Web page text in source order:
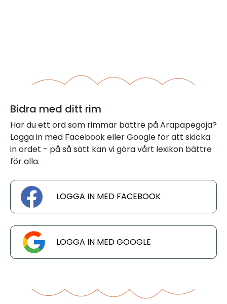
Bidra med ditt rim
Har du ett ord som rimmar bättre på Arapapegoja?
Logga in med Facebook eller Google för att skicka
in ordet - på så sätt kan vi göra vårt lexikon bättre
för alla.
LOGGA IN MED FACEBOOK
LOGGA IN MED GOOGLE